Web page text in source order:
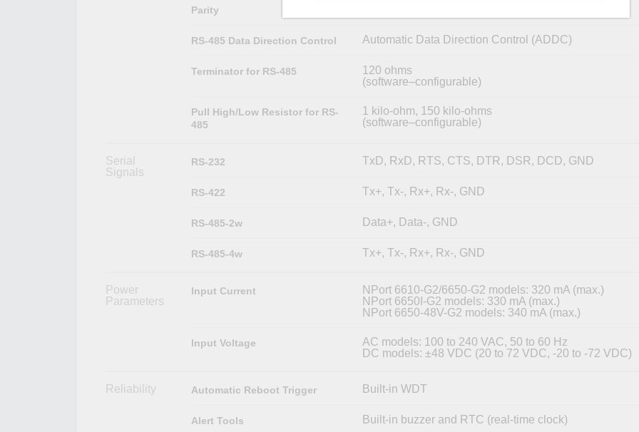
Parity
RS-485 Data Direction Control Automatic Data Direction Control (ADDC)
Terminator for RS-485
120 ohms
(software–configurable)
Pull High/Low Resistor for RS-
485
1 kilo-ohm, 150 kilo-ohms
(software–configurable)
Serial
Signals
RS-232 TxD, RxD, RTS, CTS, DTR, DSR, DCD, GND
RS-422 Tx+, Tx-, Rx+, Rx-, GND
RS-485-2w Data+, Data-, GND
RS-485-4w Tx+, Tx-, Rx+, Rx-, GND
Power
Parameters
Input Current
NPort 6610-G2/6650-G2 models: 320 mA (max.)
NPort 6650I-G2 models: 330 mA (max.)
NPort 6650-48V-G2 models: 340 mA (max.)
Input Voltage
AC models: 100 to 240 VAC, 50 to 60 Hz
DC models: ±48 VDC (20 to 72 VDC, -20 to -72 VDC)
Reliability Automatic Reboot Trigger Built-in WDT
Alert Tools Built-in buzzer and RTC (real-time clock)